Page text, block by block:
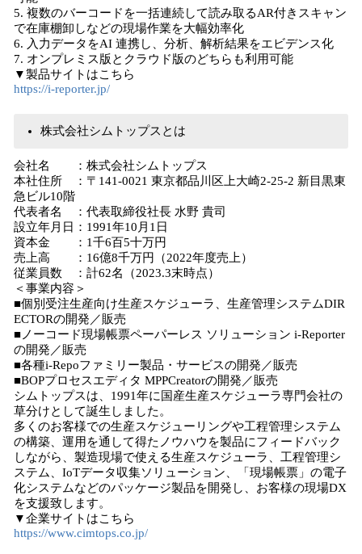
5. 複数のバーコードを一括連続して読み取るAR付きスキャン
で在庫棚卸しなどの現場作業を大幅効率化
6. ⼊⼒データをAI 連携し、分析、解析結果をエビデンス化
7. オンプレミス版とクラウド版のどちらも利⽤可能
▼製品サイトはこちら
https://i-reporter.jp/
株式会社シムトップスとは
会社名 ：株式会社シムトップス
本社住所 ：〒141-0021 東京都品川区上大崎2-25-2 新目黒東
急ビル10階
代表者名 ：代表取締役社長 水野 貴司
設立年月日：1991年10月1日
資本金 ：1千6百5十万円
売上高 ：16億8千万円（2022年度売上）
従業員数 ：計62名（2023.3末時点）
＜事業内容＞
■個別受注生産向け生産スケジューラ、生産管理システムDIR
ECTORの開発／販売
■ノーコード現場帳票ペーパーレス ソリューション i-Reporter
の開発／販売
■各種i-Repoファミリー製品・サービスの開発／販売
■BOPプロセスエディタ MPPCreatorの開発／販売
シムトップスは、1991年に国産生産スケジューラ専門会社の
草分けとして誕生しました。
多くのお客様での生産スケジューリングや工程管理システム
の構築、運用を通して得たノウハウを製品にフィードバック
しながら、製造現場で使える生産スケジューラ、工程管理シ
ステム、IoTデータ収集ソリューション、「現場帳票」の電子
化システムなどのパッケージ製品を開発し、お客様の現場DX
を支援致します。
▼企業サイトはこちら
https://www.cimtops.co.jp/